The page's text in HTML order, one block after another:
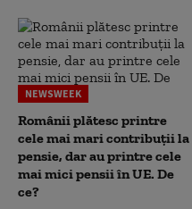
NEWSWEEK
Românii plătesc printre
cele mai mari contribuții la
pensie, dar au printre cele
mai mici pensii în UE. De
ce?